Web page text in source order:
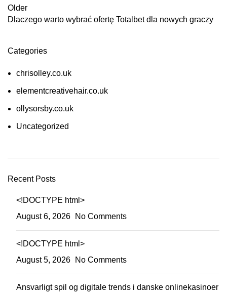
Older
Dlaczego warto wybrać ofertę Totalbet dla nowych graczy
Categories
chrisolley.co.uk
elementcreativehair.co.uk
ollysorsby.co.uk
Uncategorized
Recent Posts
<!DOCTYPE html>
August 6, 2026
No Comments
<!DOCTYPE html>
August 5, 2026
No Comments
Ansvarligt spil og digitale trends i danske onlinekasinoer